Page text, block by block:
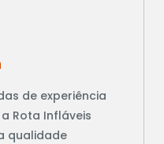
de experiência
Rota Infláveis
qualidade